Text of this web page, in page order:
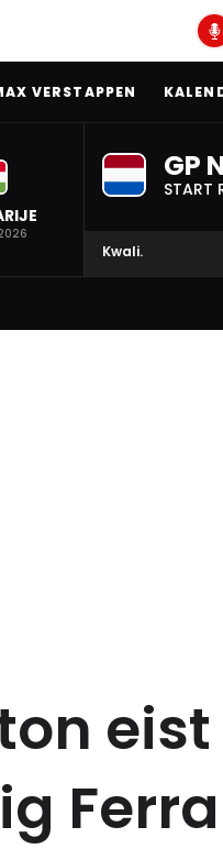
VERSTAPPEN
GP
START
Kwali.